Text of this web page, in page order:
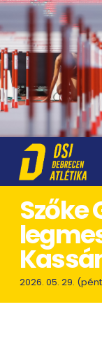
Szőke
2026. 05. 29.